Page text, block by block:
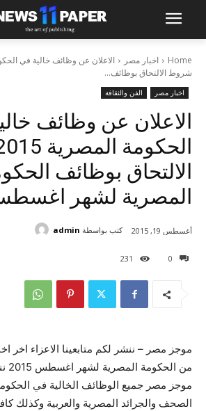
Home اخبار مصر
شروط الالتحاق بوظائف...
اخبار مصر الفن والثقافة
الاعلان عن وظائف
الالتحاق بوظائف
المصرية لشهر اغسطس
0
231
أغسطس 19, 2015 كتب بواسطة admin
موجز مصر – ننشر لكم متابعينا الاعزاء اخر
موجز مصر جميع الوظائف الخالية في
الصحف والجرائد المصرية والعربية وكذلك